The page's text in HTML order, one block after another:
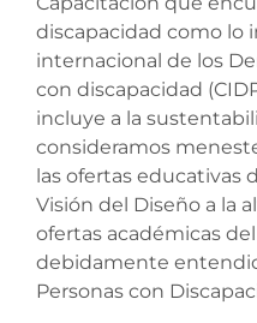
discapacidad como lo
internacional de los
con discapacidad
incluye a la
consideramos
las ofertas educativas
Visión del Diseño a la
ofertas académicas
debidamente
Personas con